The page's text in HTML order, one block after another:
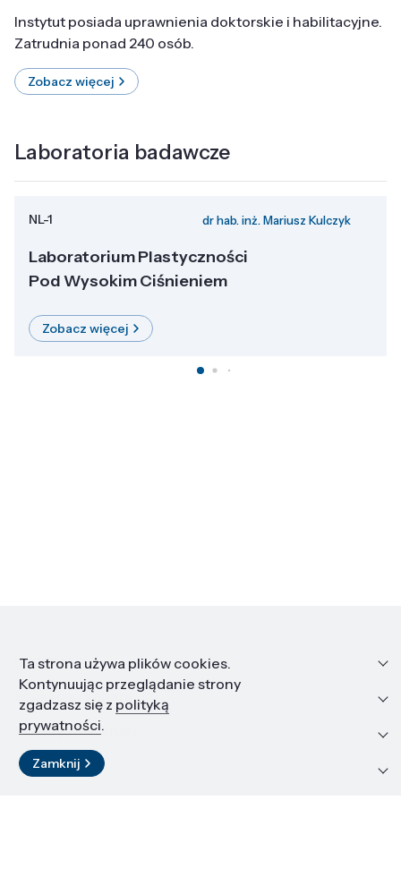
Instytut posiada uprawnienia doktorskie i habilitacyjne.
Zatrudnia ponad 240 osób.
Zobacz więcej
Laboratoria badawcze
NL-1 dr hab. inż. Mariusz Kulczyk
Laboratorium Plastyczności
Pod Wysokim Ciśnieniem
Zobacz więcej
Informacje
Edukacja i kariera
Zasoby i materiały
Kontakt
Ta strona używa plików cookies.
Kontynuując przeglądanie strony
zgadzasz się z polityką
prywatności.
Zamknij